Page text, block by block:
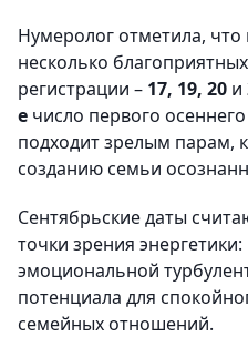
Нумеролог отметила, что
несколько
регистрации – 17, 19, 20 и
е число первого
подходит зрелым парам,
созданию семьи
Сентябрьские даты
точки зрения
эмоциональной
потенциала для
семейных отношений.